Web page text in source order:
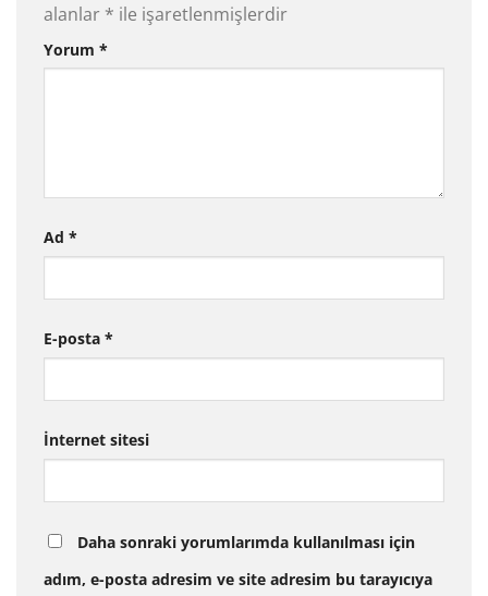
alanlar * ile işaretlenmişlerdir
Yorum *
Ad *
E-posta *
İnternet sitesi
Daha sonraki yorumlarımda kullanılması için
adım, e-posta adresim ve site adresim bu tarayıcıya